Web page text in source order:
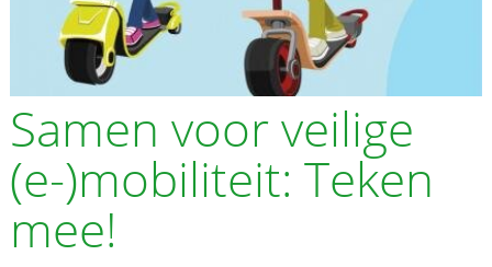
Samen voor veilige
(e-)mobiliteit: Teken
mee!